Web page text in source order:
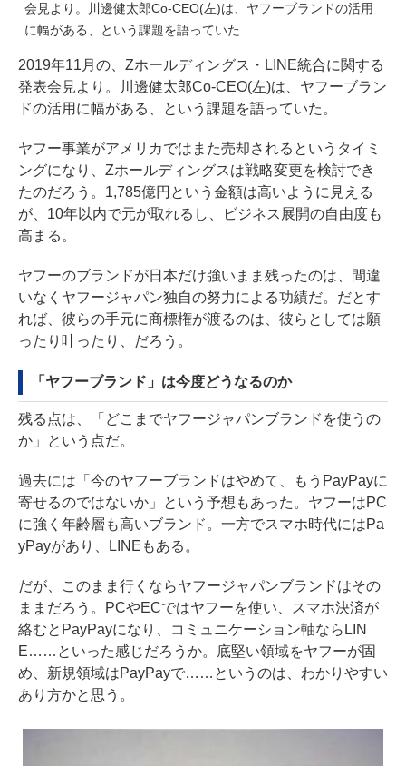
会見より。川邊健太郎Co-CEO(左)は、ヤフーブランドの活用
に幅がある、という課題を語っていた
2019年11月の、Zホールディングス・LINE統合に関する
発表会見より。川邊健太郎Co-CEO(左)は、ヤフーブラン
ドの活用に幅がある、という課題を語っていた。
ヤフー事業がアメリカではまた売却されるというタイミ
ングになり、Zホールディングスは戦略変更を検討でき
たのだろう。1,785億円という金額は高いように見える
が、10年以内で元が取れるし、ビジネス展開の自由度も
高まる。
ヤフーのブランドが日本だけ強いまま残ったのは、間違
いなくヤフージャパン独自の努力による功績だ。だとす
れば、彼らの手元に商標権が渡るのは、彼らとしては願
ったり叶ったり、だろう。
「ヤフーブランド」は今度どうなるのか
残る点は、「どこまでヤフージャパンブランドを使うの
か」という点だ。
過去には「今のヤフーブランドはやめて、もうPayPayに
寄せるのではないか」という予想もあった。ヤフーはPC
に強く年齢層も高いブランド。一方でスマホ時代にはPa
yPayがあり、LINEもある。
だが、このまま行くならヤフージャパンブランドはその
ままだろう。PCやECではヤフーを使い、スマホ決済が
絡むとPayPayになり、コミュニケーション軸ならLIN
E……といった感じだろうか。底堅い領域をヤフーが固
め、新規領域はPayPayで……というのは、わかりやすい
あり方かと思う。